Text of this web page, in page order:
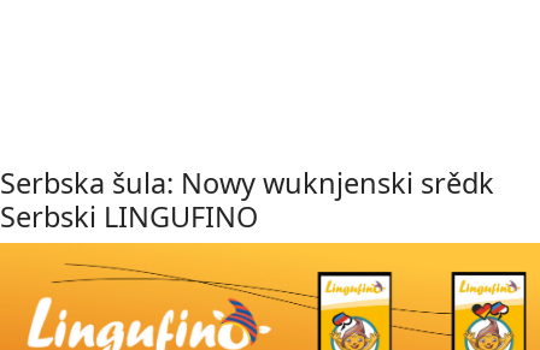
Serbska šula: Nowy wuknjenski srědk
Serbski LINGUFINO